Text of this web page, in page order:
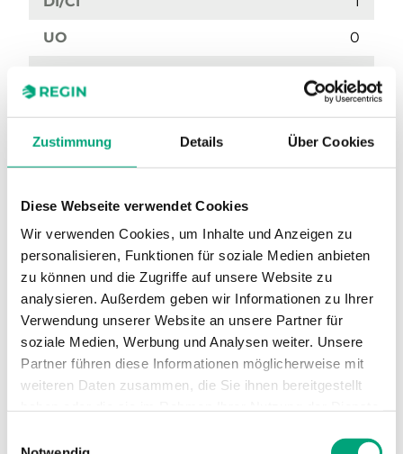
Zustimmung Details Über Cookies
Diese Webseite verwendet Cookies
Wir verwenden Cookies, um Inhalte und Anzeigen zu
personalisieren, Funktionen für soziale Medien anbieten
zu können und die Zugriffe auf unsere Website zu
analysieren. Außerdem geben wir Informationen zu Ihrer
Verwendung unserer Website an unsere Partner für
soziale Medien, Werbung und Analysen weiter. Unsere
Partner führen diese Informationen möglicherweise mit
weiteren Daten zusammen, die Sie ihnen bereitgestellt
UO 0
Farbe, Abdeckung RAL9003
EC-Ventilatoransteuerung Nein
Sollwert-Drehknopf Ja
Temperatursensor
CO2-Sensor Nein